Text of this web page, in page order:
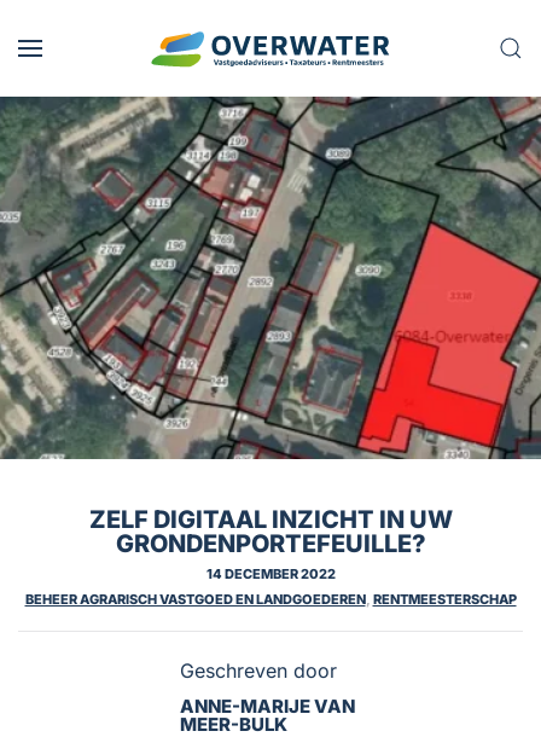
Skip to main content
ZELF DIGITAAL INZICHT IN UW
GRONDENPORTEFEUILLE?
14 DECEMBER 2022
BEHEER AGRARISCH VASTGOED EN LANDGOEDEREN, RENTMEESTERSCHAP
Geschreven door
ANNE-MARIJE VAN
MEER-BULK